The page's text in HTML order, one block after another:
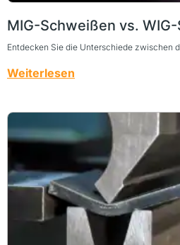
MIG-Schweißen vs.
Entdecken Sie die Unterschiede zwischen
Weiterlesen